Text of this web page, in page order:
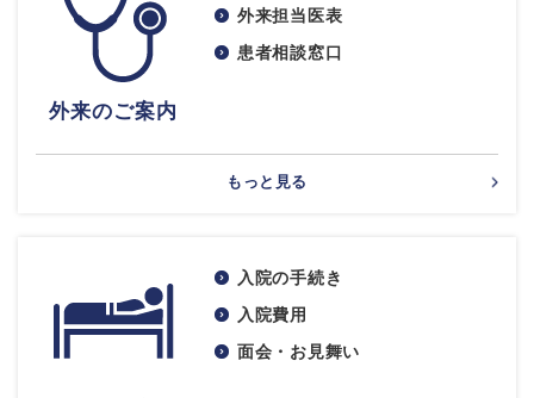
外来のご案内
外来担当医表
患者相談窓口
もっと見る
入院の手続き
入院費用
面会・お見舞い